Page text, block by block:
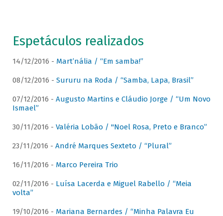
Espetáculos realizados
14/12/2016 - Mart’nália / “Em samba!”
08/12/2016 - Sururu na Roda / “Samba, Lapa, Brasil”
07/12/2016 - Augusto Martins e Cláudio Jorge / “Um Novo
Ismael”
30/11/2016 - Valéria Lobão / "Noel Rosa, Preto e Branco”
23/11/2016 - André Marques Sexteto / “Plural”
16/11/2016 - Marco Pereira Trio
02/11/2016 - Luísa Lacerda e Miguel Rabello / “Meia
volta”
19/10/2016 - Mariana Bernardes / “Minha Palavra Eu